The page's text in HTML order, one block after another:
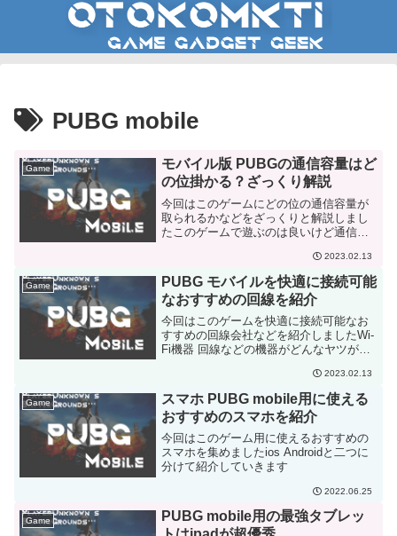
PUBG mobile
Game
モバイル版 PUBGの通信容量はど
の位掛かる？ざっくり解説
今回はこのゲームにどの位の通信容量が
取られるかなどをざっくりと解説しまし
たこのゲームで遊ぶのは良いけど通信容
2023.02.13
Game
PUBG モバイルを快適に接続可能
なおすすめの回線を紹介
今回はこのゲームを快適に接続可能なお
すすめの回線会社などを紹介しましたWi-
Fi機器 回線などの機器がどんなヤツがお
2023.02.13
Game
スマホ PUBG mobile用に使える
おすすめのスマホを紹介
今回はこのゲーム用に使えるおすすめの
スマホを集めましたios Androidと二つに
分けて紹介していきます
2022.06.25
Game
PUBG mobile用の最強タブレッ